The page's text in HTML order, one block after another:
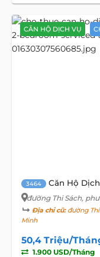
CĂN HỘ DỊCH VỤ
3464 Căn Hộ
đường Thi Sách,
Địa chỉ cũ:đường Thi
Minh
50,4 Triệu/
1.900 USD/Tháng